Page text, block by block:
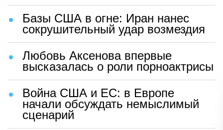
Базы США в огне: Иран нанес
сокрушительный удар возмездия
Любовь Аксенова впервые
высказалась о роли порноактрисы
Война США и ЕС: в Европе
начали обсуждать немыслимый
сценарий